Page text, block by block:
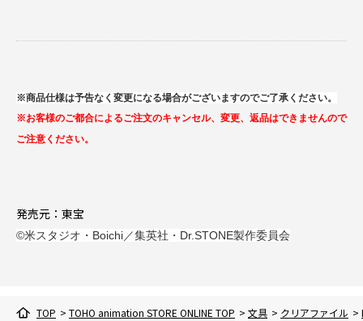
※商品仕様は予告なく変更になる場合がございますのでご了承ください。
※お客様のご都合によるご注文のキャンセル、変更、返品はできませんので
ご注意ください。
発売元：東宝
©米スタジオ・Boichi／集英社・Dr.STONE製作委員会
TOP > TOHO animation STORE ONLINE TOP > 文具 > クリアファイル >